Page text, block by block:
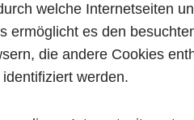
welche Internetseiten
es den
die andere Cookies
werden.